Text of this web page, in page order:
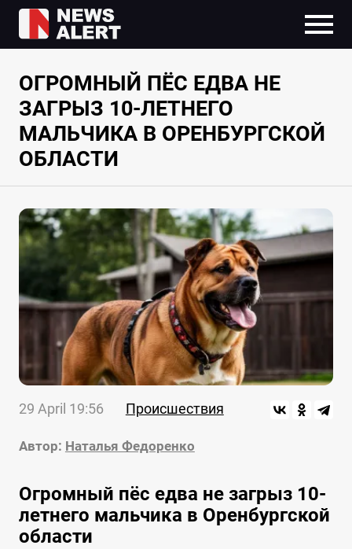
ОГРОМНЫЙ ПЁС ЕДВА НЕ
ЗАГРЫЗ 10-ЛЕТНЕГО
МАЛЬЧИКА В ОРЕНБУРГСКОЙ
ОБЛАСТИ
29 April 19:56 Происшествия
Автор: Наталья Федоренко
Огромный пёс едва не загрыз 10-
летнего мальчика в Оренбургской
области